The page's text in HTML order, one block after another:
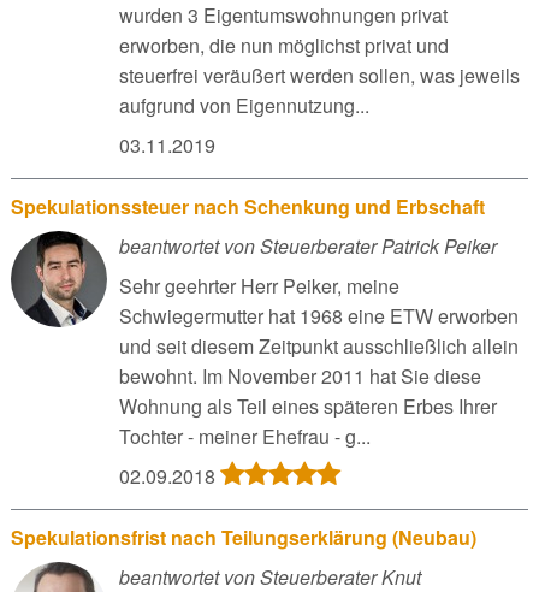
wurden 3 Eigentumswohnungen privat
erworben, die nun möglichst privat und
steuerfrei veräußert werden sollen, was jeweils
aufgrund von Eigennutzung...
03.11.2019
Spekulationssteuer nach Schenkung und Erbschaft
beantwortet von Steuerberater Patrick Peiker
Sehr geehrter Herr Peiker, meine
Schwiegermutter hat 1968 eine ETW erworben
und seit diesem Zeitpunkt ausschließlich allein
bewohnt. Im November 2011 hat Sie diese
Wohnung als Teil eines späteren Erbes Ihrer
Tochter - meiner Ehefrau - g...
02.09.2018
Spekulationsfrist nach Teilungserklärung (Neubau)
beantwortet von Steuerberater Knut